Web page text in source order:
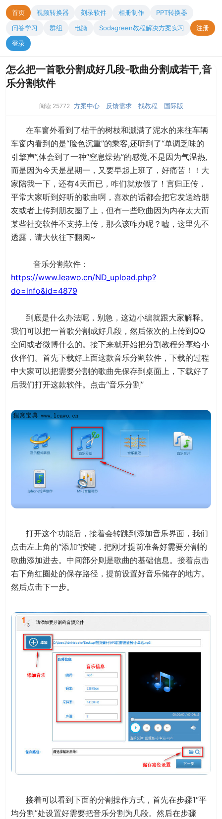
首页 视频转换器 刻录软件 相册制作
PPT转换器
问答学习
群组 电脑 Sodagreen教程解决方案实习
注册
登录
怎么把一首歌分割成好几段-歌曲分割成若干,音
乐分割软件
阅读 25772 方案中心 反馈需求 找教程 国际版
在车窗外看到了枯干的树枝和溅满了泥水的来往车辆
车窗内看到的是“脸色沉重”的乘客,还听到了“单调乏味的
引擎声”,体会到了一种“窒息燥热”的感觉,不是因为气温热,
而是因为今天是星期一，又要早起上班了，好痛苦！！大
家陪我一下，还有4天而已，咋们就放假了！言归正传，
平常大家听到好听的歌曲啊，喜欢的话都会把它发送给朋
友或者上传到朋友圈了上，但有一些歌曲因为内存太大而
某些社交软件不支持上传，那么该咋办呢？嘘，这里先不
透露，请大伙往下翻阅~
音乐分割软件：
https://www.leawo.cn/ND_upload.php?
do=info&id=4879
到底是什么办法呢，别急，这边小编就跟大家解释。
我们可以把一首歌分割成好几段，然后依次的上传到QQ
空间或者微博什么的。接下来就开始把分割教程分享给小
伙伴们。首先下载好上面这款音乐分割软件，下载的过程
中大家可以把需要分割的歌曲先保存到桌面上，下载好了
后我们打开这款软件。点击“音乐分割”
打开这个功能后，接着会转跳到添加音乐界面，我们
点击左上角的“添加”按键，把刚才提前准备好需要分割的
歌曲添加进去。中间部分则是歌曲的基础信息。接着点击
右下角红圈处的保存路径，提前设置好音乐储存的地方。
然后点击下一步。
接着可以看到下面的分割操作方式，首先在步骤1“平
均分割”处设置好需要把音乐分割为几段。然后在步骤